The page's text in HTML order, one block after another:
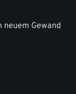
neuem Gewand